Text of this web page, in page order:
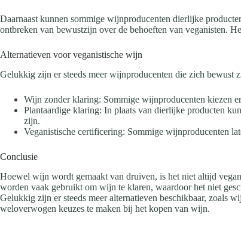
Daarnaast kunnen sommige wijnproducenten dierlijke
ontbreken van bewustzijn over de behoeften van veganisten.
Alternatieven voor veganistische wijn
Gelukkig zijn er steeds meer wijnproducenten die zich bewust
Wijn zonder klaring: Sommige wijnproducenten kiezen
Plantaardige klaring: In plaats van dierlijke producten
zijn.
Veganistische certificering: Sommige wijnproducenten
Conclusie
Hoewel wijn wordt gemaakt van druiven, is het niet altijd
worden vaak gebruikt om wijn te klaren, waardoor het niet
Gelukkig zijn er steeds meer alternatieven beschikbaar, zoals
weloverwogen keuzes te maken bij het kopen van wijn.